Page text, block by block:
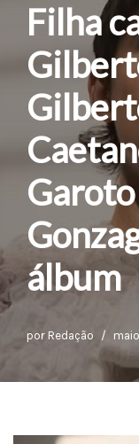
Filha
álbum
por Redação